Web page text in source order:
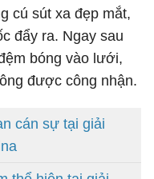
cú sút xa đẹp mắt,
đẩy ra. Ngay sau
bóng vào lưới,
được công nhận.
cán sự tại giải